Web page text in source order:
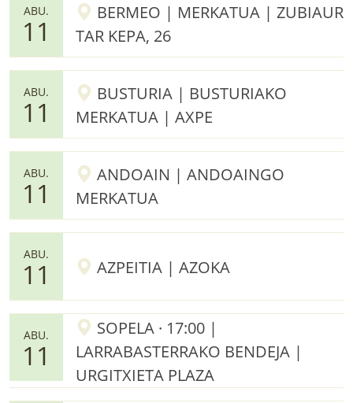
ABU.
11
BERMEO | MERKATUA | ZUBIAUR
TAR KEPA, 26
ABU.
11
BUSTURIA | BUSTURIAKO
MERKATUA | AXPE
ABU.
11
ANDOAIN | ANDOAINGO
MERKATUA
ABU.
11 AZPEITIA | AZOKA
ABU.
11
SOPELA · 17:00 |
LARRABASTERRAKO BENDEJA |
URGITXIETA PLAZA